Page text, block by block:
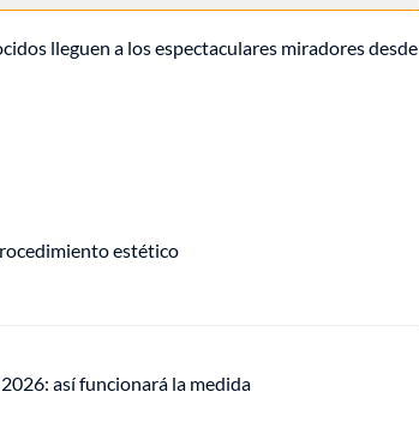
lleguen a los espectaculares miradores desde
estético
así funcionará la medida